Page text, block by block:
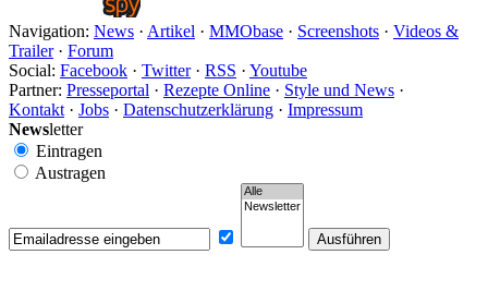
Navigation: News · Artikel · MMObase · Screenshots · Videos &
Trailer· Forum
Social: Facebook · Twitter· RSS · Youtube
Partner: Presseportal · Rezepte Online · Style und News ·
Kontakt · Jobs · Datenschutzerklärung · Impressum
Newsletter
Eintragen
Austragen